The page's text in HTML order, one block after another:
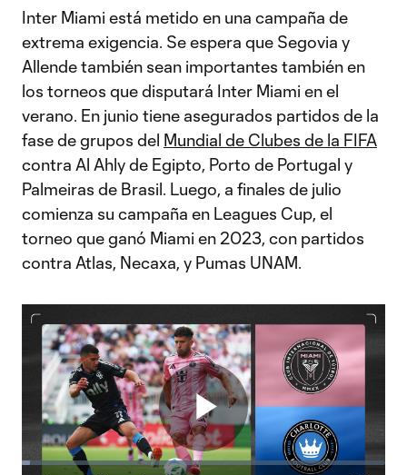
Inter Miami está metido en una campaña de
extrema exigencia. Se espera que Segovia y
Allende también sean importantes también en
los torneos que disputará Inter Miami en el
verano. En junio tiene asegurados partidos de la
fase de grupos del Mundial de Clubes de la FIFA
contra Al Ahly de Egipto, Porto de Portugal y
Palmeiras de Brasil. Luego, a finales de julio
comienza su campaña en Leagues Cup, el
torneo que ganó Miami en 2023, con partidos
contra Atlas, Necaxa, y Pumas UNAM.
Play
Loaded: